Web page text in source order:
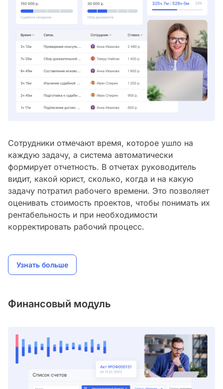
Сотрудники отмечают время, которое ушло на
каждую задачу, а система автоматически
формирует отчетность. В отчетах руководитель
видит, какой юрист, сколько, когда и на какую
задачу потратил рабочего времени. Это позволяет
оценивать стоимость проектов, чтобы понимать их
рентабельность и при необходимости
корректировать рабочий процесс.
Узнать больше
Финансовый модуль